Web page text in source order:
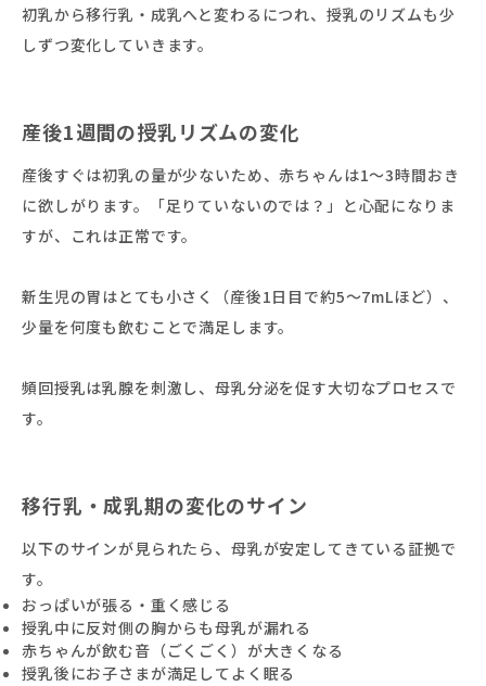
初乳から移行乳・成乳へと変わるにつれ、授乳のリズムも少
しずつ変化していきます。
産後1週間の授乳リズムの変化
産後すぐは初乳の量が少ないため、赤ちゃんは1〜3時間おき
に欲しがります。「足りていないのでは？」と心配になりま
すが、これは正常です。
新生児の胃はとても小さく（産後1日目で約5〜7mLほど）、
少量を何度も飲むことで満足します。
頻回授乳は乳腺を刺激し、母乳分泌を促す大切なプロセスで
す。
移行乳・成乳期の変化のサイン
以下のサインが見られたら、母乳が安定してきている証拠で
す。
おっぱいが張る・重く感じる
授乳中に反対側の胸からも母乳が漏れる
赤ちゃんが飲む音（ごくごく）が大きくなる
授乳後にお子さまが満足してよく眠る